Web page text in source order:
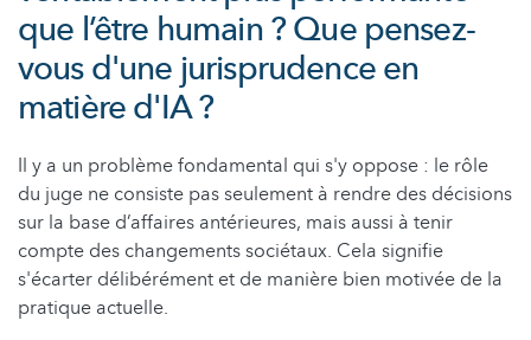
que l’être humain ? Que pensez-
vous d'une jurisprudence en
matière d'IA ?
Il y a un problème fondamental qui s'y oppose : le rôle
du juge ne consiste pas seulement à rendre des décisions
sur la base d’affaires antérieures, mais aussi à tenir
compte des changements sociétaux. Cela signifie
s'écarter délibérément et de manière bien motivée de la
pratique actuelle.